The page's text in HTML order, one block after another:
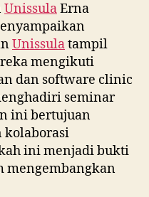
UnissulaErna
Unissulatampil
mengikuti
dan software clinic
seminar
ini bertujuan
kolaborasi
ini menjadi bukti
mengembangkan